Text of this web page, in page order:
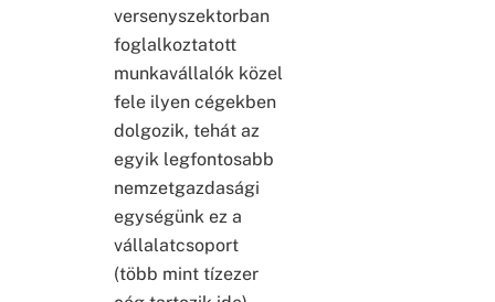
versenyszektorban
foglalkoztatott
munkavállalók közel
fele ilyen cégekben
dolgozik, tehát az
egyik legfontosabb
nemzetgazdasági
egységünk ez a
vállalatcsoport
(több mint tízezer